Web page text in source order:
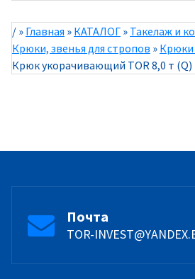
/ » Главная » КАТАЛОГ » Такелаж и
Крюки, звенья для стропов » Крюки
Крюк укорачивающий TOR 8,0 т (Q)
Почта
TOR-